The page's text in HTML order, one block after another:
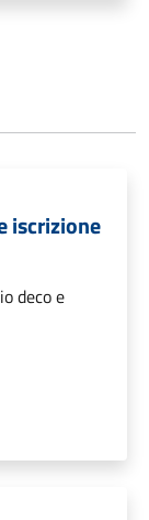
iscrizione
deco e